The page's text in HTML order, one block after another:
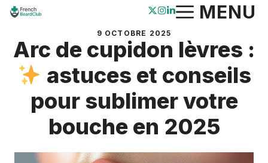
Aller
contenu
MENU
9 OCTOBRE 2025
Arc de cupidon lèvres :
astuces et conseils
pour sublimer votre
bouche en 2025